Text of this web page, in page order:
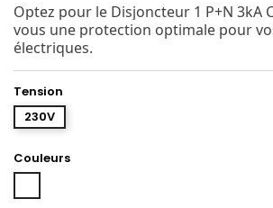
Optez pour le Disjoncteur 1 P+N 3kA
vous une protection optimale pour
électriques.
Tension
230V
Couleurs